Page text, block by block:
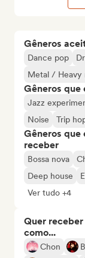
Gêneros
Dance pop
Metal / Heavy
Gêneros que
Jazz
Noise
Trip
Gêneros que
receber
Bossa nova
Deep house
Ver tudo +4
Quer
como...
Chon